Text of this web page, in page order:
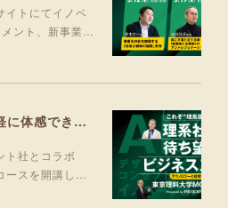
イトにてイノベ
ント、新事業…
理科大MOTの講義を手軽に体感できる入門コース 5月より開講！
ト社とコラボ
ースを開講し…